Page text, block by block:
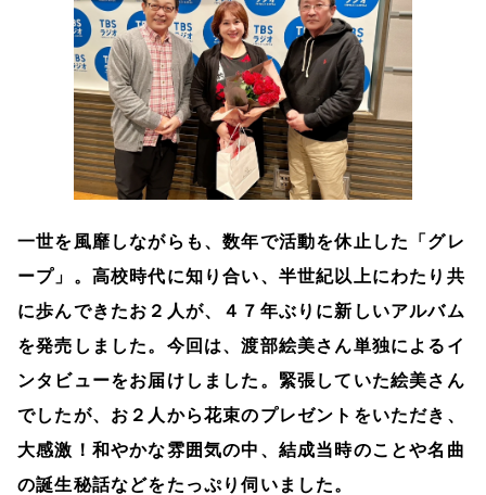
一世を風靡しながらも、数年で活動を休止した「グレ
ープ」。高校時代に知り合い、半世紀以上にわたり共
に歩んできたお２人が、４７年ぶりに新しいアルバム
を発売しました。今回は、渡部絵美さん単独によるイ
ンタビューをお届けしました。緊張していた絵美さん
でしたが、お２人から花束のプレゼントをいただき、
大感激！和やかな雰囲気の中、結成当時のことや名曲
の誕生秘話などをたっぷり伺いました。